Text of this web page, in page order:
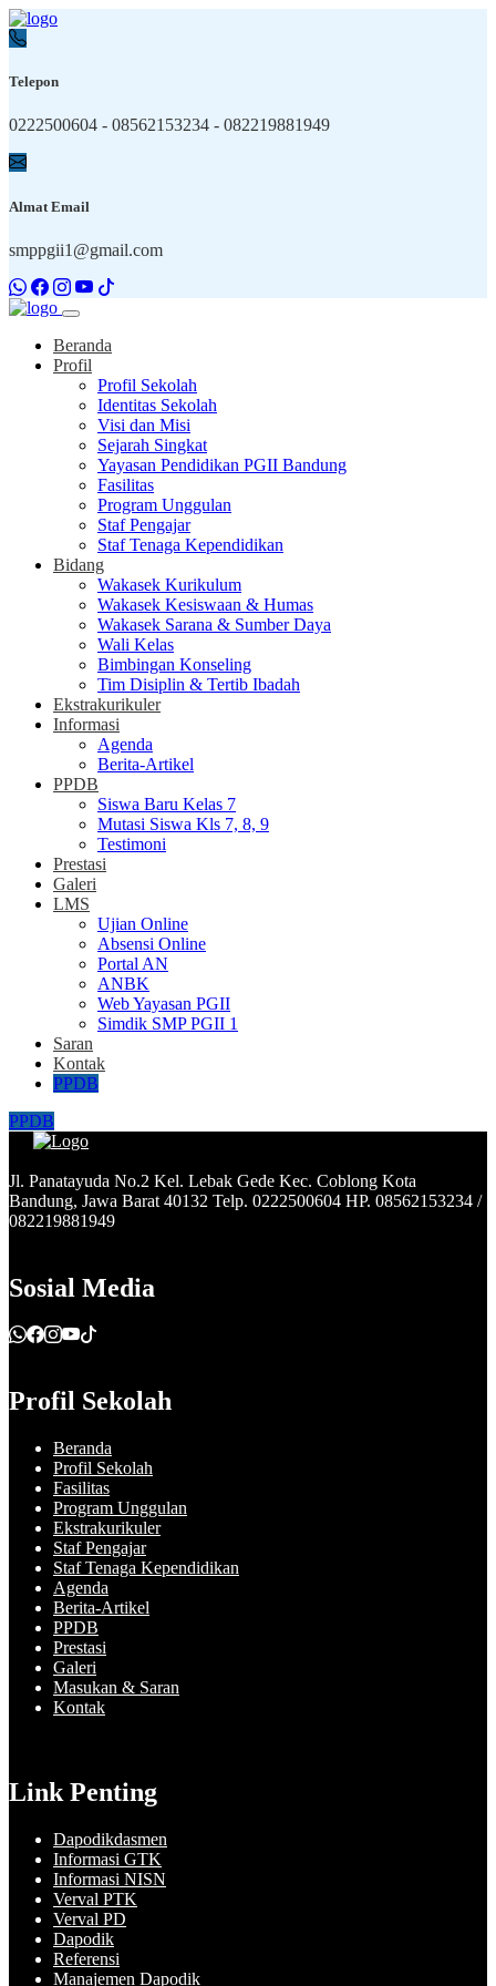
Telepon
0222500604 - 08562153234 - 082219881949
Almat Email
smppgii1@gmail.com
Beranda
Profil
Profil Sekolah
Identitas Sekolah
Visi dan Misi
Sejarah Singkat
Yayasan Pendidikan PGII Bandung
Fasilitas
Program Unggulan
Staf Pengajar
Staf Tenaga Kependidikan
Bidang
Wakasek Kurikulum
Wakasek Kesiswaan & Humas
Wakasek Sarana & Sumber Daya
Wali Kelas
Bimbingan Konseling
Tim Disiplin & Tertib Ibadah
Ekstrakurikuler
Informasi
Agenda
Berita-Artikel
PPDB
Siswa Baru Kelas 7
Mutasi Siswa Kls 7, 8, 9
Testimoni
Prestasi
Galeri
LMS
Ujian Online
Absensi Online
Portal AN
ANBK
Web Yayasan PGII
Simdik SMP PGII 1
Saran
Kontak
PPDB
PPDB
Jl. Panatayuda No.2 Kel. Lebak Gede Kec. Coblong Kota
Bandung, Jawa Barat 40132 Telp. 0222500604 HP. 08562153234 /
082219881949
Sosial Media
Profil Sekolah
Beranda
Profil Sekolah
Fasilitas
Program Unggulan
Ekstrakurikuler
Staf Pengajar
Staf Tenaga Kependidikan
Agenda
Berita-Artikel
PPDB
Prestasi
Galeri
Masukan & Saran
Kontak
Link Penting
Dapodikdasmen
Informasi GTK
Informasi NISN
Verval PTK
Verval PD
Dapodik
Referensi
Manajemen Dapodik